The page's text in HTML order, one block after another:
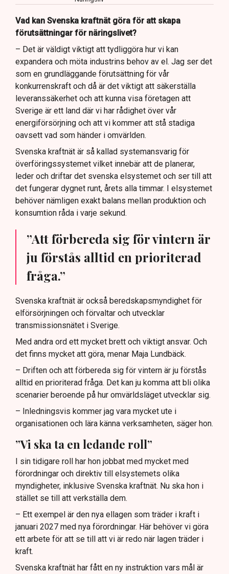
Vad kan Svenska kraftnät göra för att skapa
förutsättningar för näringslivet?
– Det är väldigt viktigt att tydliggöra hur vi kan
expandera och möta industrins behov av el. Jag ser det
som en grundläggande förutsättning för vår
konkurrenskraft och då är det viktigt att säkerställa
leveranssäkerhet och att kunna visa företagen att
Sverige är ett land där vi har rådighet över vår
energiförsörjning och att vi kommer att stå stadiga
oavsett vad som händer i omvärlden.
Svenska kraftnät är så kallad systemansvarig för
överföringssystemet vilket innebär att de planerar,
leder och driftar det svenska elsystemet och ser till att
det fungerar dygnet runt, årets alla timmar. I elsystemet
behöver nämligen exakt balans mellan produktion och
konsumtion råda i varje sekund.
”Att förbereda sig för vintern är
ju förstås alltid en prioriterad
fråga.”
Svenska kraftnät är också beredskapsmyndighet för
elförsörjningen och förvaltar och utvecklar
transmissionsnätet i Sverige.
Med andra ord ett mycket brett och viktigt ansvar. Och
det finns mycket att göra, menar Maja Lundbäck.
– Driften och att förbereda sig för vintern är ju förstås
alltid en prioriterad fråga. Det kan ju komma att bli olika
scenarier beroende på hur omvärldsläget utvecklar sig.
– Inledningsvis kommer jag vara mycket ute i
organisationen och lära känna verksamheten, säger hon.
”Vi ska ta en ledande roll”
I sin tidigare roll har hon jobbat med mycket med
förordningar och direktiv till elsystemets olika
myndigheter, inklusive Svenska kraftnät. Nu ska hon i
stället se till att verkställa dem.
– Ett exempel är den nya ellagen som träder i kraft i
januari 2027 med nya förordningar. Här behöver vi göra
ett arbete för att se till att vi är redo när lagen träder i
kraft.
Svenska kraftnät har fått en ny instruktion vars mål är